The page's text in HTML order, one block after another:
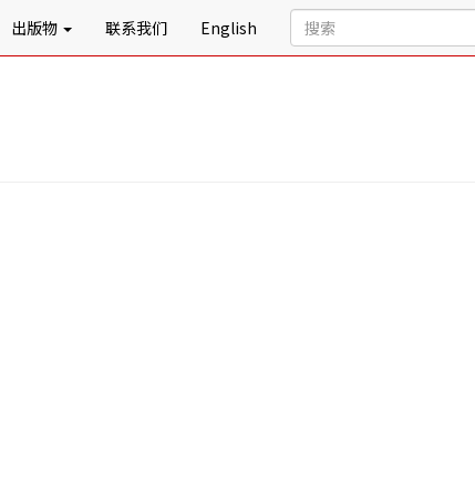
出版物 联系我们 English